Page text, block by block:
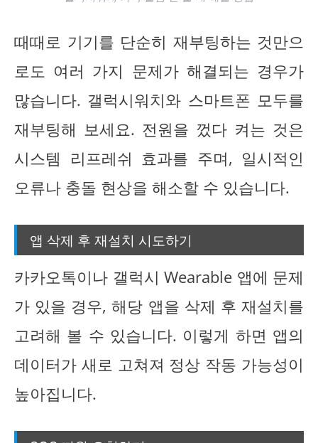
때때로 기기를 단순히 재부팅하는 것만으
로도 여러 가지 문제가 해결되는 경우가
많습니다. 갤럭시워치와 스마트폰 모두를
재부팅해 보세요. 전원을 껐다 켜는 것은
시스템 리프레쉬 효과를 주며, 일시적인
오류나 충돌 현상을 해소할 수 있습니다.
앱 삭제 후 재설치 시도하기
카카오톡이나 갤럭시 Wearable 앱에 문제
가 있을 경우, 해당 앱을 삭제 후 재설치를
고려해 볼 수 있습니다. 이렇게 하면 앱의
데이터가 새로 고쳐져 정상 작동 가능성이
높아집니다.